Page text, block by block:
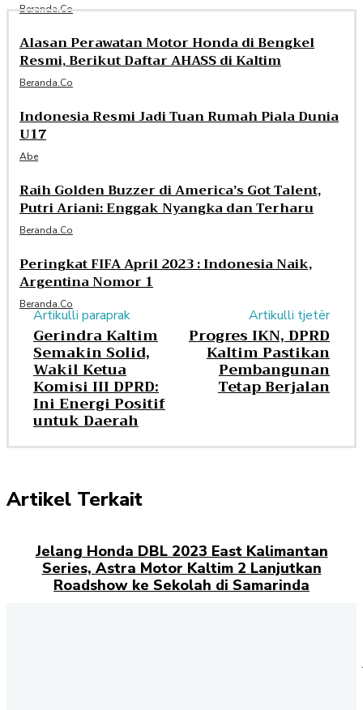
Beranda.co
Alasan Perawatan Motor Honda di Bengkel
Resmi, Berikut Daftar AHASS di Kaltim
Beranda.co
Indonesia Resmi Jadi Tuan Rumah Piala Dunia
U17
Abe
Raih Golden Buzzer di America’s Got Talent,
Putri Ariani: Enggak Nyangka dan Terharu
Beranda.co
Peringkat FIFA April 2023 : Indonesia Naik,
Argentina Nomor 1
Beranda.co
Artikulli paraprak
Gerindra Kaltim
Semakin Solid,
Wakil Ketua
Komisi III DPRD:
Ini Energi Positif
untuk Daerah
Artikulli tjetër
Progres IKN, DPRD
Kaltim Pastikan
Pembangunan
Tetap Berjalan
Artikel Terkait
Jelang Honda DBL 2023 East Kalimantan
Series, Astra Motor Kaltim 2 Lanjutkan
Roadshow ke Sekolah di Samarinda